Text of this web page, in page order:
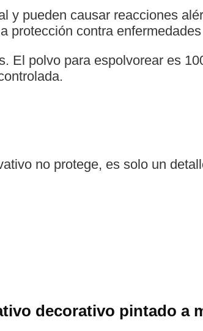
y pueden causar reacciones
protección contra
El polvo para espolvorear es
no protege, es solo un
decorativo pintado a